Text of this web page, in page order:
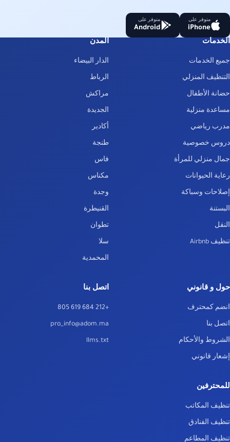
متوفر على
iPhone
متوفر على
Android
الخدمات
جميع الخدمات
التنظيف المنزلي
حضانة الأطفال
مساعدة منزلية
مدرب رياضي
دروس خصوصية
جمال منزلي للمرأة
رعاية الحيوانات
إصلاحات وسباكة
البستنة
النقل
تنظيف Airbnb
المدن
الدار البيضاء
الرباط
مراكش
الجديدة
أكادير
طنجة
فاس
مكناس
وجدة
القنيطرة
تطوان
سلا
المحمدية
حول و قانوني
انضم كمحترف
اتصل بنا
الشروط والأحكام
إشعار قانوني
اتصل بنا
+212 684 619 805
pro_info@adom.ma
llms.txt
للمحترفين
تنظيف المكاتب
تنظيف الفنادق
تنظيف المطاعم